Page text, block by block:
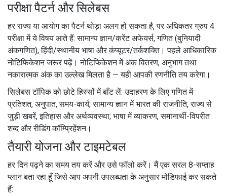
परीक्षा पैटर्न और सिलेबस
हर राज्य या आयोग का पैटर्न थोड़ा अलग हो सकता है, पर अधिकतर ग्रुप 4
परीक्षा में ये विषय आते हैं: सामान्य ज्ञान/करेंट अफेयर्स, गणित (बुनियादी
अंकगणित), हिंदी/स्थानीय भाषा और कंप्यूटर/तर्कशक्ति। पहले आधिकारिक
नोटिफिकेशन जरूर पढ़ें। नोटिफिकेशन में अंक वितरण, अनुभाग तथा
नकारात्मक अंक का उल्लेख मिलता है — यही आपकी रणनीति तय करेगा।
सिलेबस टॉपिक को छोटे हिस्सों में बाँट लें: उदाहरण के लिए गणित में
प्रतिशत, अनुपात, समय-कार्य; सामान्य ज्ञान में भारत की राजनीति, राज्य से
जुड़ी खबरें, इतिहास और अर्थव्यवस्था; भाषा में व्याकरण, समानार्थी-विपरीत
शब्द और रीडिंग कॉम्प्रिहेंशन।
तैयारी योजना और टाइमटेबल
हर दिन पढ़ने का समय तय करें और उसे फॉलो करें। मैं एक सरल 8-सप्ताह
प्लान बता रहा हूँ जिसे आप अपनी उपलब्धता के अनुसार मोडिफाई कर सकते
हैं: